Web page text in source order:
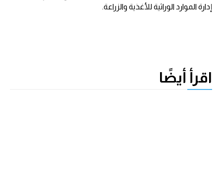
إدارة الموارد الوراثية للأغذية والزراعة.
اقرأ أيضًا